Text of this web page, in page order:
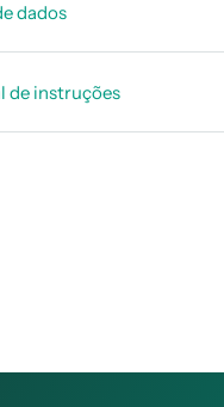
dados
de instruções